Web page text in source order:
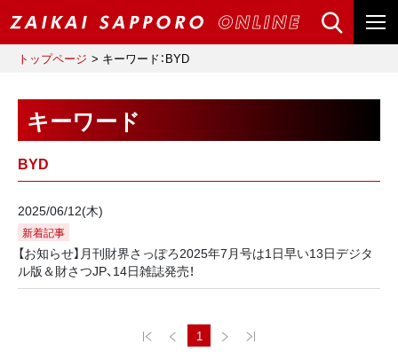
トップページ キーワード：BYD
キーワード
BYD
2025/06/12(木)
新着記事
【お知らせ】月刊財界さっぽろ2025年7月号は1日早い13日デジタ
ル版＆財さつJP、14日雑誌発売！
1